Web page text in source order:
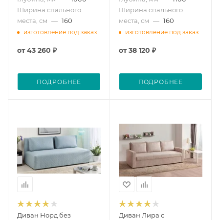
Ширина спального
места, см — 160
изготовление под заказ
от43 260 ₽
ПОДРОБНЕЕ
Ширина спального
места, см — 160
изготовление под заказ
от38 120 ₽
ПОДРОБНЕЕ
Диван Норд без
Диван Лира с